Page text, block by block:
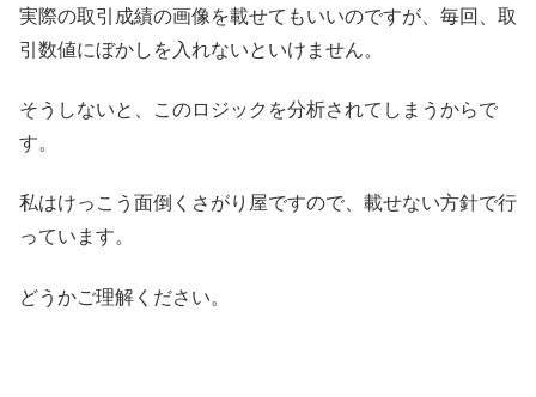
実際の取引成績の画像を載せてもいいのですが、毎回、取
引数値にぼかしを入れないといけません。
そうしないと、このロジックを分析されてしまうからで
す。
私はけっこう面倒くさがり屋ですので、載せない方針で行
っています。
どうかご理解ください。